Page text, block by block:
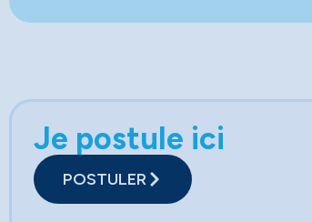
Je postule ici
POSTULER